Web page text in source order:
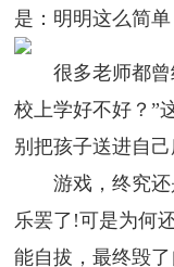
是：明明这么简
很多老师都
校上学好不好？”
别把孩子送进自己
游戏，终究
乐罢了!可是为何
能自拔，最终毁了